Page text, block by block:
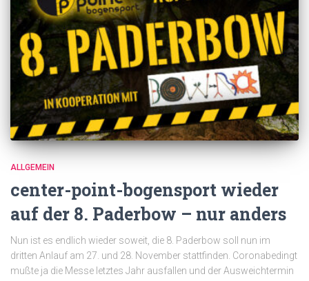
ALLGEMEIN
center-point-bogensport wieder
auf der 8. Paderbow – nur anders
Nun ist es endlich wieder soweit, die 8. Paderbow soll nun im
dritten Anlauf am 27. und 28. November stattfinden. Coronabedingt
mußte ja die Messe letztes Jahr ausfallen und der Ausweichtermin